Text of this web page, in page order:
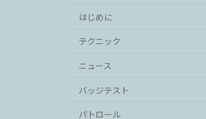
はじめに
テクニック
ニュース
バッジテスト
パトロール